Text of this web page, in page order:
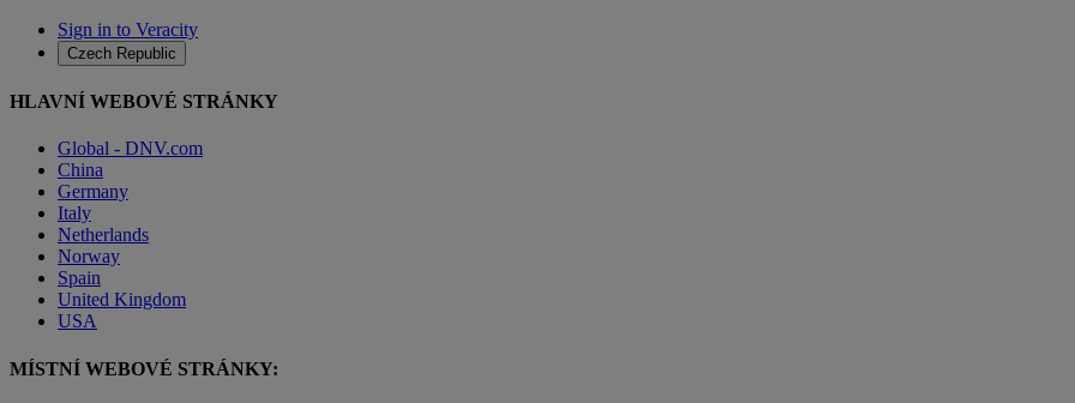
Sign in to Veracity
Czech Republic
HLAVNÍ WEBOVÉ STRÁNKY
Global - DNV.com
China
Germany
Italy
Netherlands
Norway
Spain
United Kingdom
USA
MÍSTNÍ WEBOVÉ STRÁNKY: